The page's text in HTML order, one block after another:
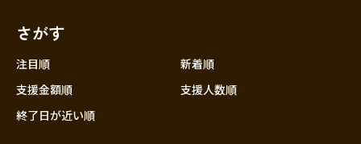
中国
さがす
注目順
新着順
支援金額順
支援人数順
終了日が近い順